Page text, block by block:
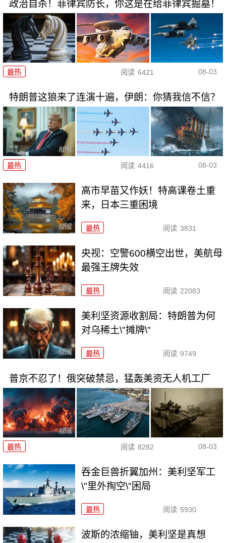
政治自杀！菲律宾防长，你这是在给菲律宾掘墓！
最热 阅读 6421 08-03
特朗普这狼来了连演十遍，伊朗：你猜我信不信？
最热 阅读 4416 08-03
高市早苗又作妖！特高课卷土重
来，日本三重困境
最热 阅读 3831
央视：空警600横空出世，美航母
最强王牌失效
最热 阅读 22083
美利坚资源收割局：特朗普为何
对乌稀土\"摊牌\"
最热 阅读 9749
普京不忍了！俄突破禁忌，猛轰美资无人机工厂
最热 阅读 8282 08-03
吞金巨兽折翼加州：美利坚军工
\"里外掏空\"困局
最热 阅读 5930
波斯的浓缩铀，美利坚是真想